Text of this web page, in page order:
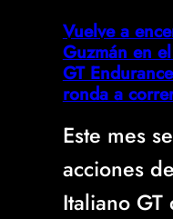
Vuelve a
Guzmán en
GT
ronda a
Este mes
acciones
Italiano